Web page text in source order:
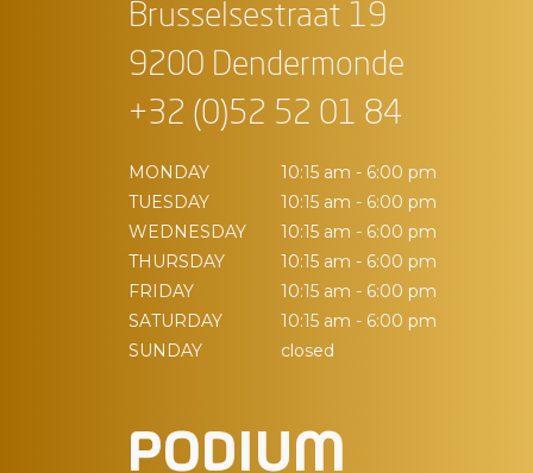
Brusselsestraat 19
9200 Dendermonde
+32 (0)52 52 01 84
MONDAY
10:15 am - 6:00 pm
TUESDAY
10:15 am - 6:00 pm
WEDNESDAY
10:15 am - 6:00 pm
THURSDAY
10:15 am - 6:00 pm
FRIDAY
10:15 am - 6:00 pm
SATURDAY
10:15 am - 6:00 pm
SUNDAY
closed
PODIUM